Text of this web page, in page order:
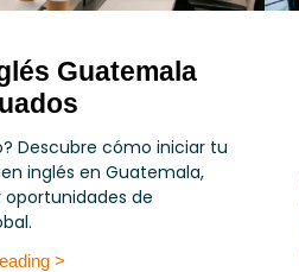
Guatemala
Descubre cómo iniciar tu
inglés en Guatemala,
oportunidades de
>